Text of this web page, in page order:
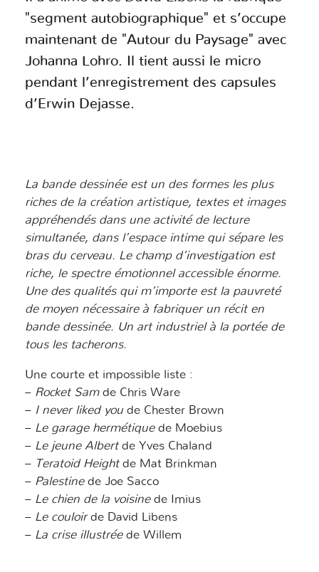
"segment autobiographique" et s’occupe
maintenant de "Autour du Paysage" avec
Johanna Lohro. Il tient aussi le micro
pendant l’enregistrement des capsules
d’Erwin Dejasse.
La bande dessinée est un des formes les plus
riches de la création artistique, textes et images
appréhendés dans une activité de lecture
simultanée, dans l’espace intime qui sépare les
bras du cerveau. Le champ d’investigation est
riche, le spectre émotionnel accessible énorme.
Une des qualités qui m’importe est la pauvreté
de moyen nécessaire à fabriquer un récit en
bande dessinée. Un art industriel à la portée de
tous les tacherons.
Une courte et impossible liste :
– Rocket Samde Chris Ware
– I never liked you de Chester Brown
– Le garage hermétiquede Moebius
– Le jeune Albertde Yves Chaland
– Teratoid Heightde Mat Brinkman
– Palestinede Joe Sacco
– Le chien de la voisinede Imius
– Le couloirde David Libens
– La crise illustréede Willem